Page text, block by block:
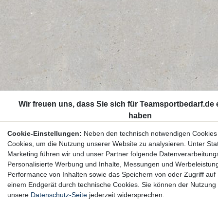
Cookie-Einstellungen: Neben den technisch notwendigen
Cookies, um die Nutzung unserer Website zu analysieren. Unter
Marketing führen wir und unser Partner folgende
Personalisierte Werbung und Inhalte, Messungen und
Performance von Inhalten sowie das Speichern von oder Zugriff
einem Endgerät durch technische Cookies. Sie können der
unsere Datenschutz-Seite jederzeit widersprechen.